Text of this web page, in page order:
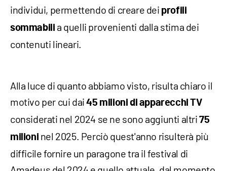
individui, permettendo di creare dei profili
sommabili a quelli provenienti dalla stima dei
contenuti lineari.
Alla luce di quanto abbiamo visto, risulta chiaro il
motivo per cui dai45 milioni di apparecchi TV
considerati nel 2024 se ne sono aggiunti altri75
milioni nel 2025. Perciò quest'anno risulterà più
difficile fornire un paragone tra il festival di